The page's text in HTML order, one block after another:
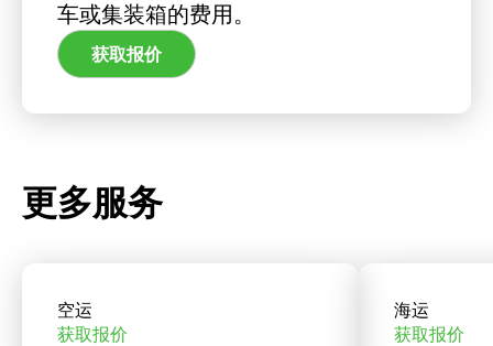
车或集装箱的费用。
获取报价
更多服务
空运
获取报价
海运
获取报价